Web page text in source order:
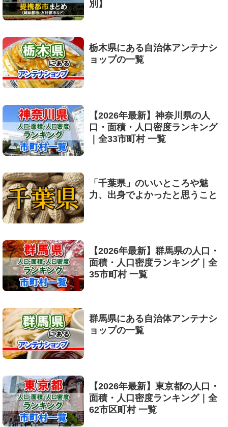
別】
栃木県にある自治体アンテナシ
ョップの一覧
【2026年最新】神奈川県の人
口・面積・人口密度ランキング
｜全33市町村 一覧
「千葉県」のいいところや魅
力、出身でよかったと思うこと
【2026年最新】群馬県の人口・
面積・人口密度ランキング｜全
35市町村 一覧
群馬県にある自治体アンテナシ
ョップの一覧
【2026年最新】東京都の人口・
面積・人口密度ランキング｜全
62市区町村 一覧